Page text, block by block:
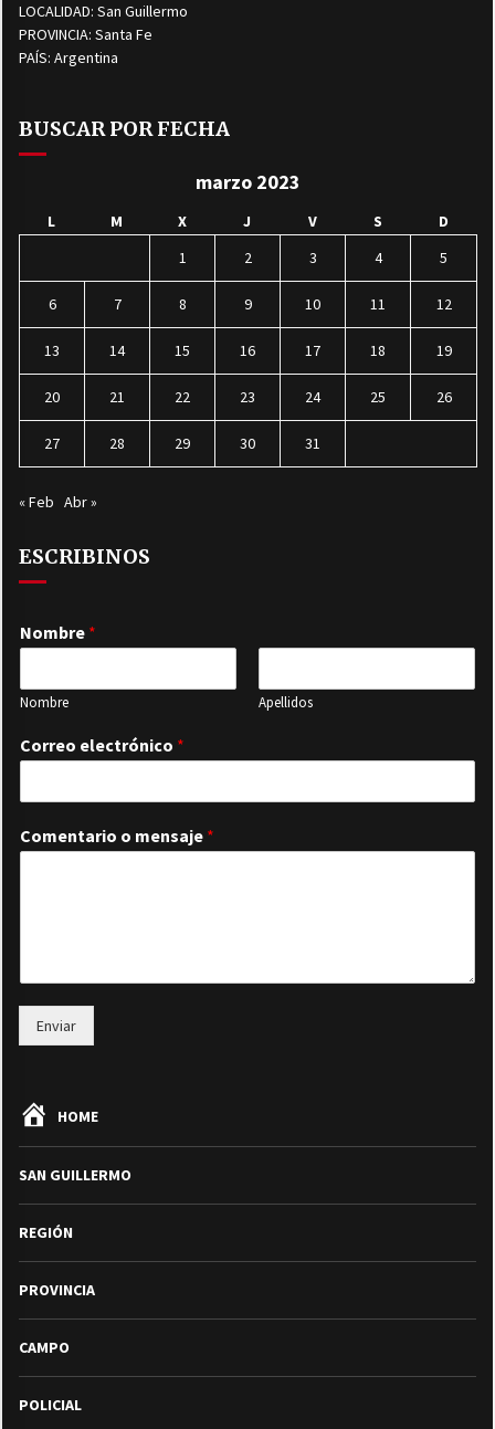
LOCALIDAD: San Guillermo
PROVINCIA: Santa Fe
PAÍS: Argentina
BUSCAR POR FECHA
marzo 2023
L M X J V S
D
1
2 3 4 5
6 7 8 9 10 11 12
13 14 15 16 17 18 19
20 21 22 23 24 25 26
27 28 29 30 31
« Feb Abr »
ESCRIBINOS
Nombre *
Nombre Apellidos
Correo electrónico *
Comentario o mensaje *
Enviar
HOME
SAN GUILLERMO
REGIÓN
PROVINCIA
CAMPO
POLICIAL